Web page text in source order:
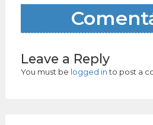
Leave a Reply
You must be logged into post a